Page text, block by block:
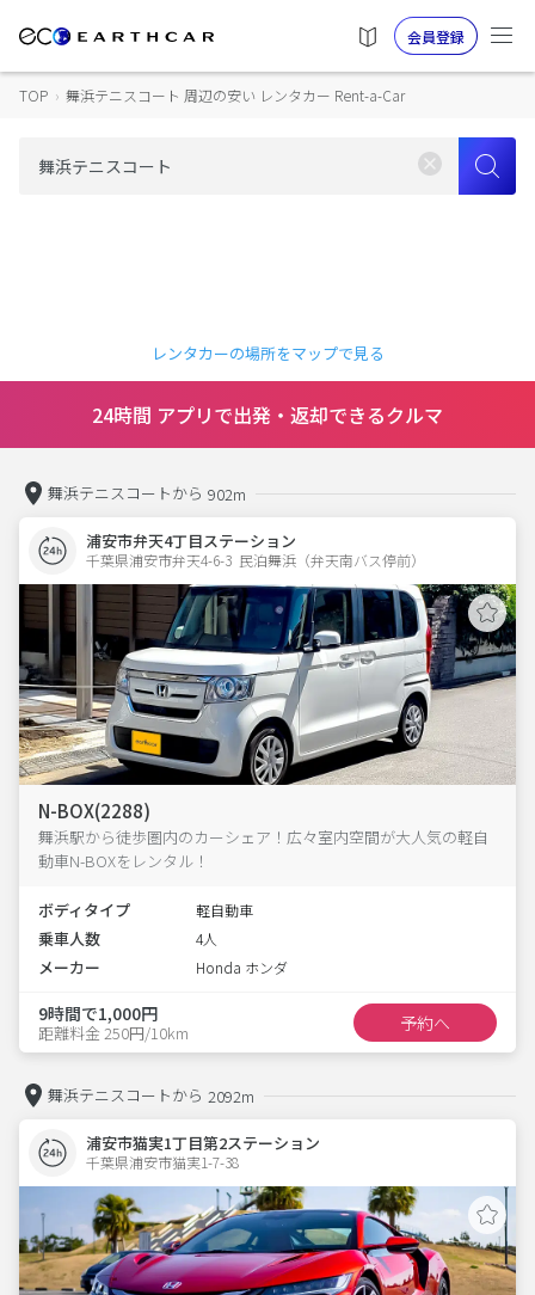
会員登録
TOP › 舞浜テニスコート 周辺の安い レンタカー Rent-a-Car
レンタカーの場所をマップで見る
24時間 アプリで出発・返却できるクルマ
舞浜テニスコートから 902m
浦安市弁天4丁目ステーション
千葉県浦安市弁天4-6-3  民泊舞浜（弁天南バス停前）
N-BOX(2288)
舞浜駅から徒歩圏内のカーシェア！広々室内空間が大人気の軽自
動車N-BOXをレンタル！
ボディタイプ 軽自動車
乗車人数 4人
メーカー Honda ホンダ
9時間で1,000円
距離料金 250円/10km 予約へ
舞浜テニスコートから 2092m
浦安市猫実1丁目第2ステーション
千葉県浦安市猫実1-7-38